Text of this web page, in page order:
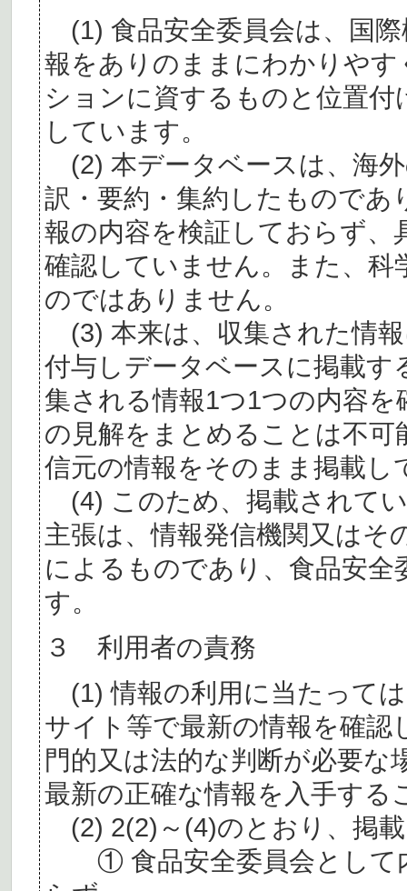
(1) 食品安全委員会は、国
報をありのままにわかりや
ションに資するものと位置
しています。
(2) 本データベースは、海
訳・要約・集約したものであ
報の内容を検証しておらず、
確認していません。また、
のではありません。
(3) 本来は、収集された情
付与しデータベースに掲載
集される情報1つ1つの内容
の見解をまとめることは不
信元の情報をそのまま掲載し
(4) このため、掲載されて
主張は、情報発信機関又はそ
によるものであり、食品安
す。
３ 利用者の責務
(1) 情報の利用に当たって
サイト等で最新の情報を確認
門的又は法的な判断が必要
最新の正確な情報を入手する
(2) 2(2)～(4)のとおり、掲
① 食品安全委員会として